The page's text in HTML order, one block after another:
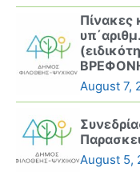
Πίνακες
August 7,
August 5,